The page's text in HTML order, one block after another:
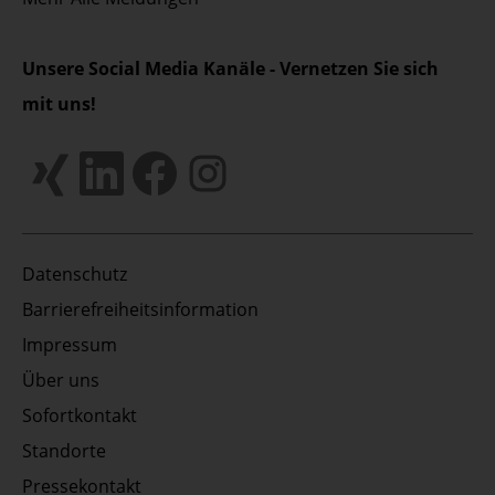
Datenschutz
Barrierefreiheitsinformation
Impressum
Über uns
Sofortkontakt
Standorte
Pressekontakt
Unsere Social Media Kanäle - Vernetzen Sie sich
mit uns!